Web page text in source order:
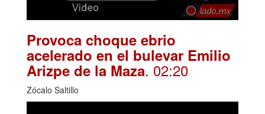
Provoca choque ebrio
acelerado en el bulevar Emilio
Arizpe de la Maza. 02:20
Zócalo Saltillo